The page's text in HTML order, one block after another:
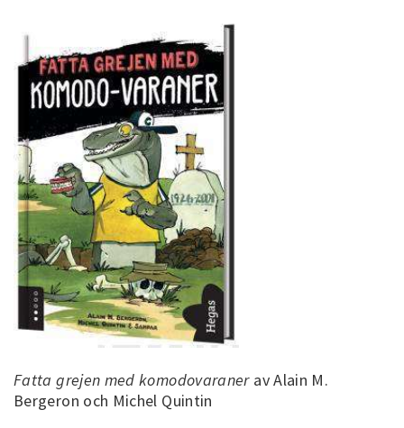
Fatta grejen med komodovaraner av Alain M.
Bergeron och Michel Quintin